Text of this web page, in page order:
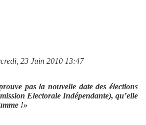
23 Juin 2010 13:47
pas la nouvelle date des élections
Electorale Indépendante), qu’elle
!»